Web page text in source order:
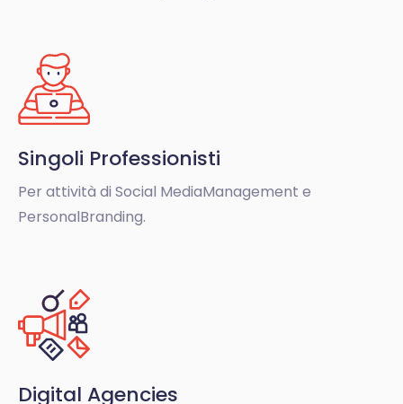
Singoli Professionisti
Per attività di Social MediaManagement e
PersonalBranding.
Digital Agencies